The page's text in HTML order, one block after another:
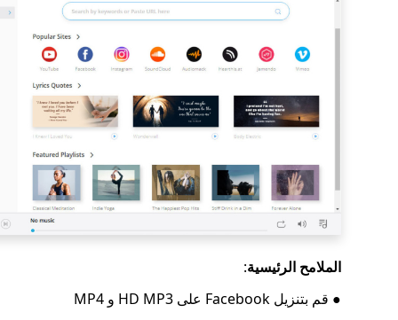
الملامح الرئيسية:
● قم بتنزيل Facebook على HD MP3 و MP4